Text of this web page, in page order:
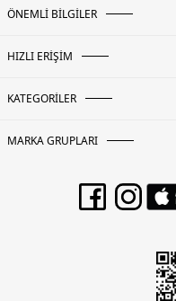
ÖNEMLİ BİLGİLER
HIZLI ERİŞİM
KATEGORİLER
MARKA GRUPLARI